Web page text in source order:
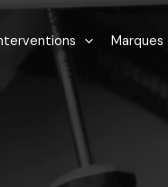
Marques